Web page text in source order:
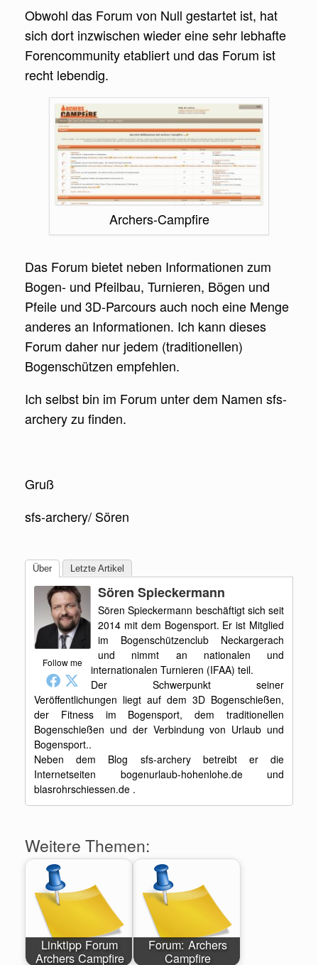
Obwohl das Forum von Null gestartet ist, hat
sich dort inzwischen wieder eine sehr lebhafte
Forencommunity etabliert und das Forum ist
recht lebendig.
Archers-Campfire
Das Forum bietet neben Informationen zum
Bogen- und Pfeilbau, Turnieren, Bögen und
Pfeile und 3D-Parcours auch noch eine Menge
anderes an Informationen. Ich kann dieses
Forum daher nur jedem (traditionellen)
Bogenschützen empfehlen.
Ich selbst bin im Forum unter dem Namen sfs-
archery zu finden.
Gruß
sfs-archery/ Sören
Über Letzte Artikel
Follow me
Sören Spieckermann
Sören Spieckermann beschäftigt sich seit
2014 mit dem Bogensport. Er ist Mitglied
im Bogenschützenclub Neckargerach
und nimmt an nationalen und
internationalen Turnieren (IFAA) teil.
Der Schwerpunkt seiner
Veröffentlichungen liegt auf dem 3D Bogenschießen,
der Fitness im Bogensport, dem traditionellen
Bogenschießen und der Verbindung von Urlaub und
Bogensport..
Neben dem Blog sfs-archery betreibt er die
Internetseiten bogenurlaub-hohenlohe.de und
blasrohrschiessen.de .
Weitere Themen:
Linktipp Forum
Archers Campfire
Forum: Archers
Campfire